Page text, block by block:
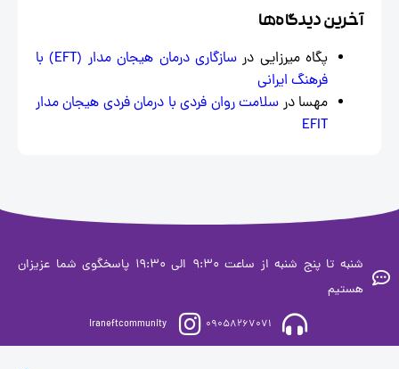
دیدگاه‌ها
پگاه میرزاییدر
سازگاری درمان هیجان‌ مدار (EFT) با
فرهنگ ایرانی
مهسادرسلامت روان فردی با درمان فردی هیجان مدار
شنبه تا پنج شنبه از ساعت 9:30 الی 19:30 پاسخگوی شما عزیزان
09058267071
iraneftcommunity